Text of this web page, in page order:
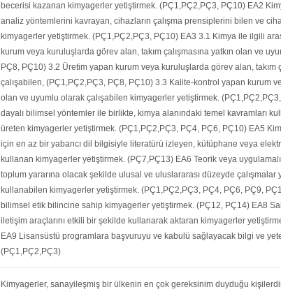
becerisi kazanan kimyagerler yetiştirmek. (PÇ1,PÇ2,PÇ3, PÇ10) EA2
analiz yöntemlerini kavrayan, cihazların çalışma prensiplerini bilen ve
kimyagerler yetiştirmek. (PÇ1,PÇ2,PÇ3, PÇ10) EA3 3.1 Kimya ile ilgili
kurum veya kuruluşlarda görev alan, takım çalışmasına yatkın olan ve
PÇ8, PÇ10) 3.2 Üretim yapan kurum veya kuruluşlarda görev alan, takım
çalışabilen, (PÇ1,PÇ2,PÇ3, PÇ8, PÇ10) 3.3 Kalite-kontrol yapan kurum
olan ve uyumlu olarak çalışabilen kimyagerler yetiştirmek.
dayalı bilimsel yöntemler ile birlikte, kimya alanındaki temel kavramları
üreten kimyagerler yetiştirmek. (PÇ1,PÇ2,PÇ3, PÇ4, PÇ6, PÇ10) EA5
için en az bir yabancı dil bilgisiyle literatürü izleyen, kütüphane veya
kullanan kimyagerler yetiştirmek. (PÇ7,PÇ13) EA6 Teorik veya
toplum yararına olacak şekilde ulusal ve uluslararası düzeyde
kullanabilen kimyagerler yetiştirmek. (PÇ1,PÇ2,PÇ3, PÇ4, PÇ6, PÇ9,
bilimsel etik bilincine sahip kimyagerler yetiştirmek. (PÇ12, PÇ14) EA8
iletişim araçlarını etkili bir şekilde kullanarak aktaran kimyagerler
EA9 Lisansüstü programlara başvuruyu ve kabulü sağlayacak bilgi ve
(PÇ1,PÇ2,PÇ3)
Kimyagerler, sanayileşmiş bir ülkenin en çok gereksinim duyduğu